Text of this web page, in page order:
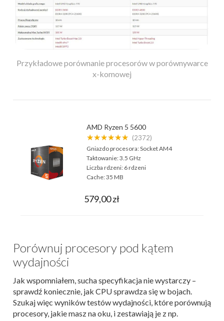
Przykładowe porównanie procesorów w porównywarce
x-komowej
AMD Ryzen 5 5600
★★★★★★ (2372)
Gniazdo procesora:Socket AM4
Taktowanie:3.5 GHz
Liczba rdzeni: 6 rdzeni
Cache:35 MB
579,00 zł
Porównuj procesory pod kątem
wydajności
Jak wspomniałem, sucha specyfikacja nie wystarczy –
sprawdź koniecznie, jak CPU sprawdza się w bojach.
Szukaj więc wyników testów wydajności, które porównują
procesory, jakie masz na oku, i zestawiają je z np.